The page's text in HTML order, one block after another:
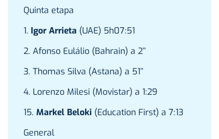
Quinta etapa
1. Igor Arrieta (UAE) 5h07:51
2. Afonso Eulálio (Bahrain) a 2’’
3. Thomas Silva (Astana) a 51’’
4. Lorenzo Milesi (Movistar) a 1:29
15. Markel Beloki (Education First) a 7:13
General